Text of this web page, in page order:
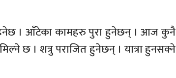
। आँटेका कामहरु पुरा हुनेछन् । आज कुनै
छ । शत्रु पराजित हुनेछन् । यात्रा हुनसक्ने